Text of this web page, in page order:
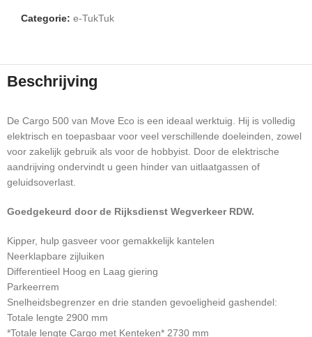
Categorie: e-TukTuk
Beschrijving
De Cargo 500 van Move Eco is een ideaal werktuig. Hij is volledig
elektrisch en toepasbaar voor veel verschillende doeleinden, zowel
voor zakelijk gebruik als voor de hobbyist. Door de elektrische
aandrijving ondervindt u geen hinder van uitlaatgassen of
geluidsoverlast.
Goedgekeurd door de Rijksdienst Wegverkeer RDW.
Kipper, hulp gasveer voor gemakkelijk kantelen
Neerklapbare zijluiken
Differentieel Hoog en Laag giering
Parkeerrem
Snelheidsbegrenzer en drie standen gevoeligheid gashendel:
Totale lengte 2900 mm
*Totale lengte Cargo met Kenteken* 2730 mm